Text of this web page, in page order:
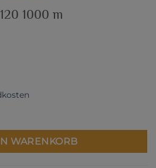
1000 m
m Menge
WARENKORB